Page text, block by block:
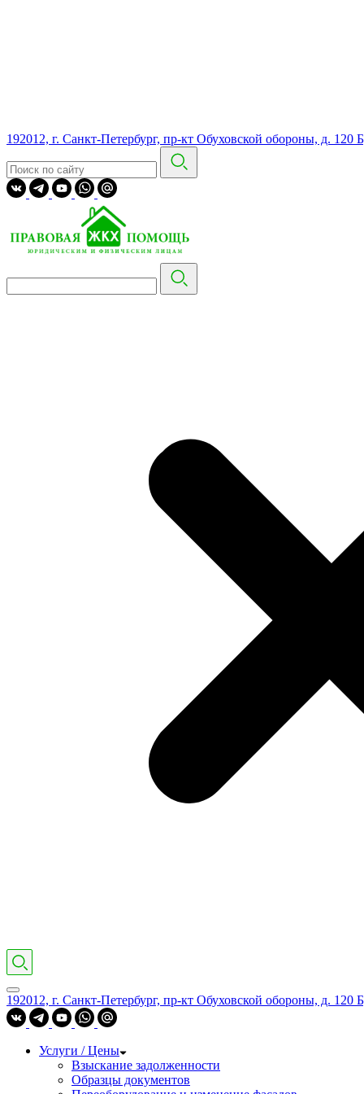
192012, г. Санкт-Петербург, пр-кт Обуховской обороны, д. 120
192012, г. Санкт-Петербург, пр-кт Обуховской обороны, д. 120
Услуги / Цены
Взыскание задолженности
Образцы документов